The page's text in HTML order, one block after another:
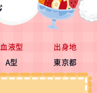
血液型
出身地
A型 東京都